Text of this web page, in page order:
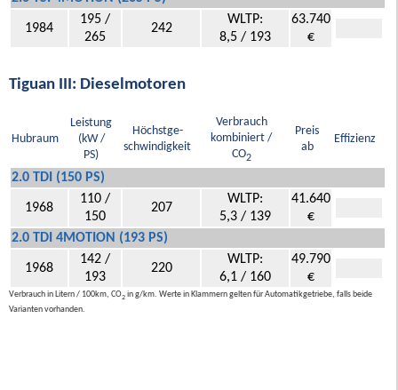
1984
195 /
265
242
WLTP:
8,5 / 193
63.740
€
Tiguan III: Dieselmotoren
Hubraum
Leistung
(kW /
PS)
Höchstge-
schwindigkeit
Verbrauch
kombiniert /
CO2
Preis
ab
Effizienz
2.0 TDI (150 PS)
1968
110 /
150
207
WLTP:
5,3 / 139
41.640
€
2.0 TDI 4MOTION (193 PS)
1968
142 /
193
220
WLTP:
6,1 / 160
49.790
€
Verbrauch in Litern / 100km, CO2 in g/km. Werte in Klammern gelten für Automatikgetriebe, falls beide
Varianten vorhanden.